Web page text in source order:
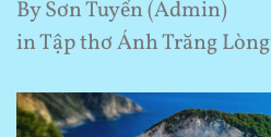
BySơn Tuyến (Admin)
inTập thơ Ánh Trăng Lòng